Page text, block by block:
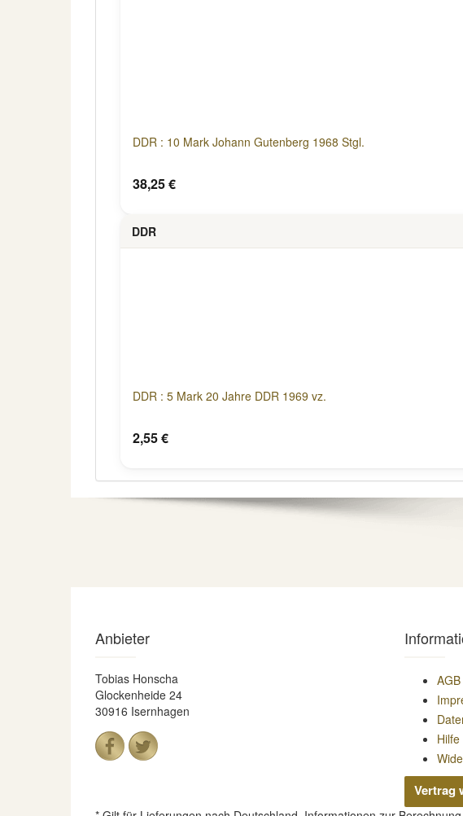
DDR : 10 Mark Johann Gutenberg 1968 Stgl.
38,25 €
DDR
DDR : 5 Mark 20 Jahre DDR 1969 vz.
2,55 €
Anbieter
Tobias Honscha
Glockenheide 24
30916 Isernhagen
Hilfe
Vertrag